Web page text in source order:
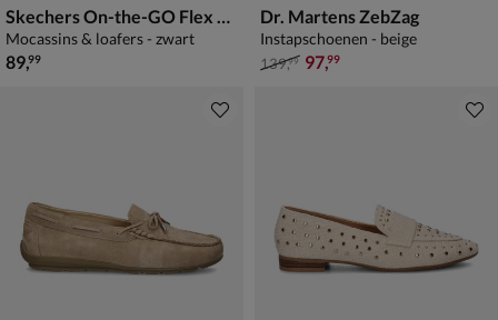
Skechers On-the-GO Flex Radiant - Bonnie
Mocassins & loafers - zwart
€ 89,99
89,99
Dr. Martens ZebZag
Instapschoenen - beige
van € 139,99 voor € 97,99
139,99 97,99